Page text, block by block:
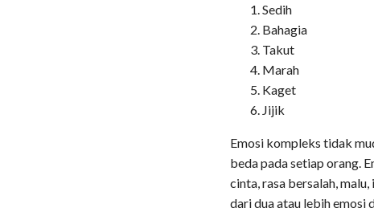
Sedih
Bahagia
Takut
Marah
Kaget
Jijik
Emosi kompleks tidak
beda pada setiap orang.
cinta, rasa bersalah,
dari dua atau lebih emosi